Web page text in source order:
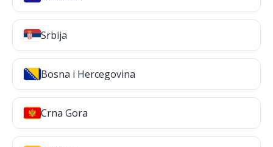
Srbija
Bosna i Hercegovina
Crna Gora